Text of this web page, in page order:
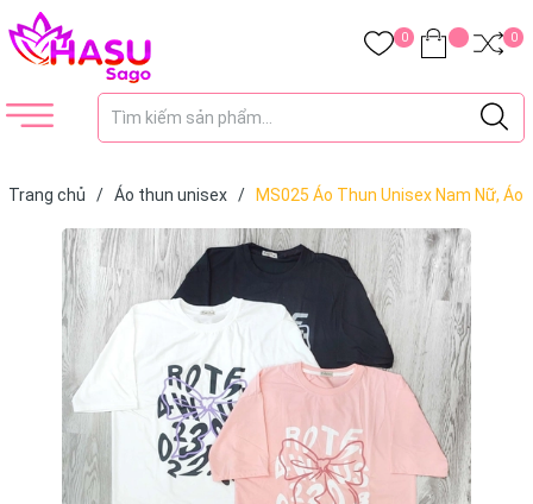
0 0
Trang chủ / Áo thun unisex /
MS025 Áo Thun Unisex Nam Nữ, Áo